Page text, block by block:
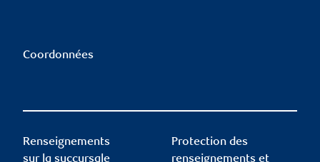
Coordonnées
Renseignements
Protection des